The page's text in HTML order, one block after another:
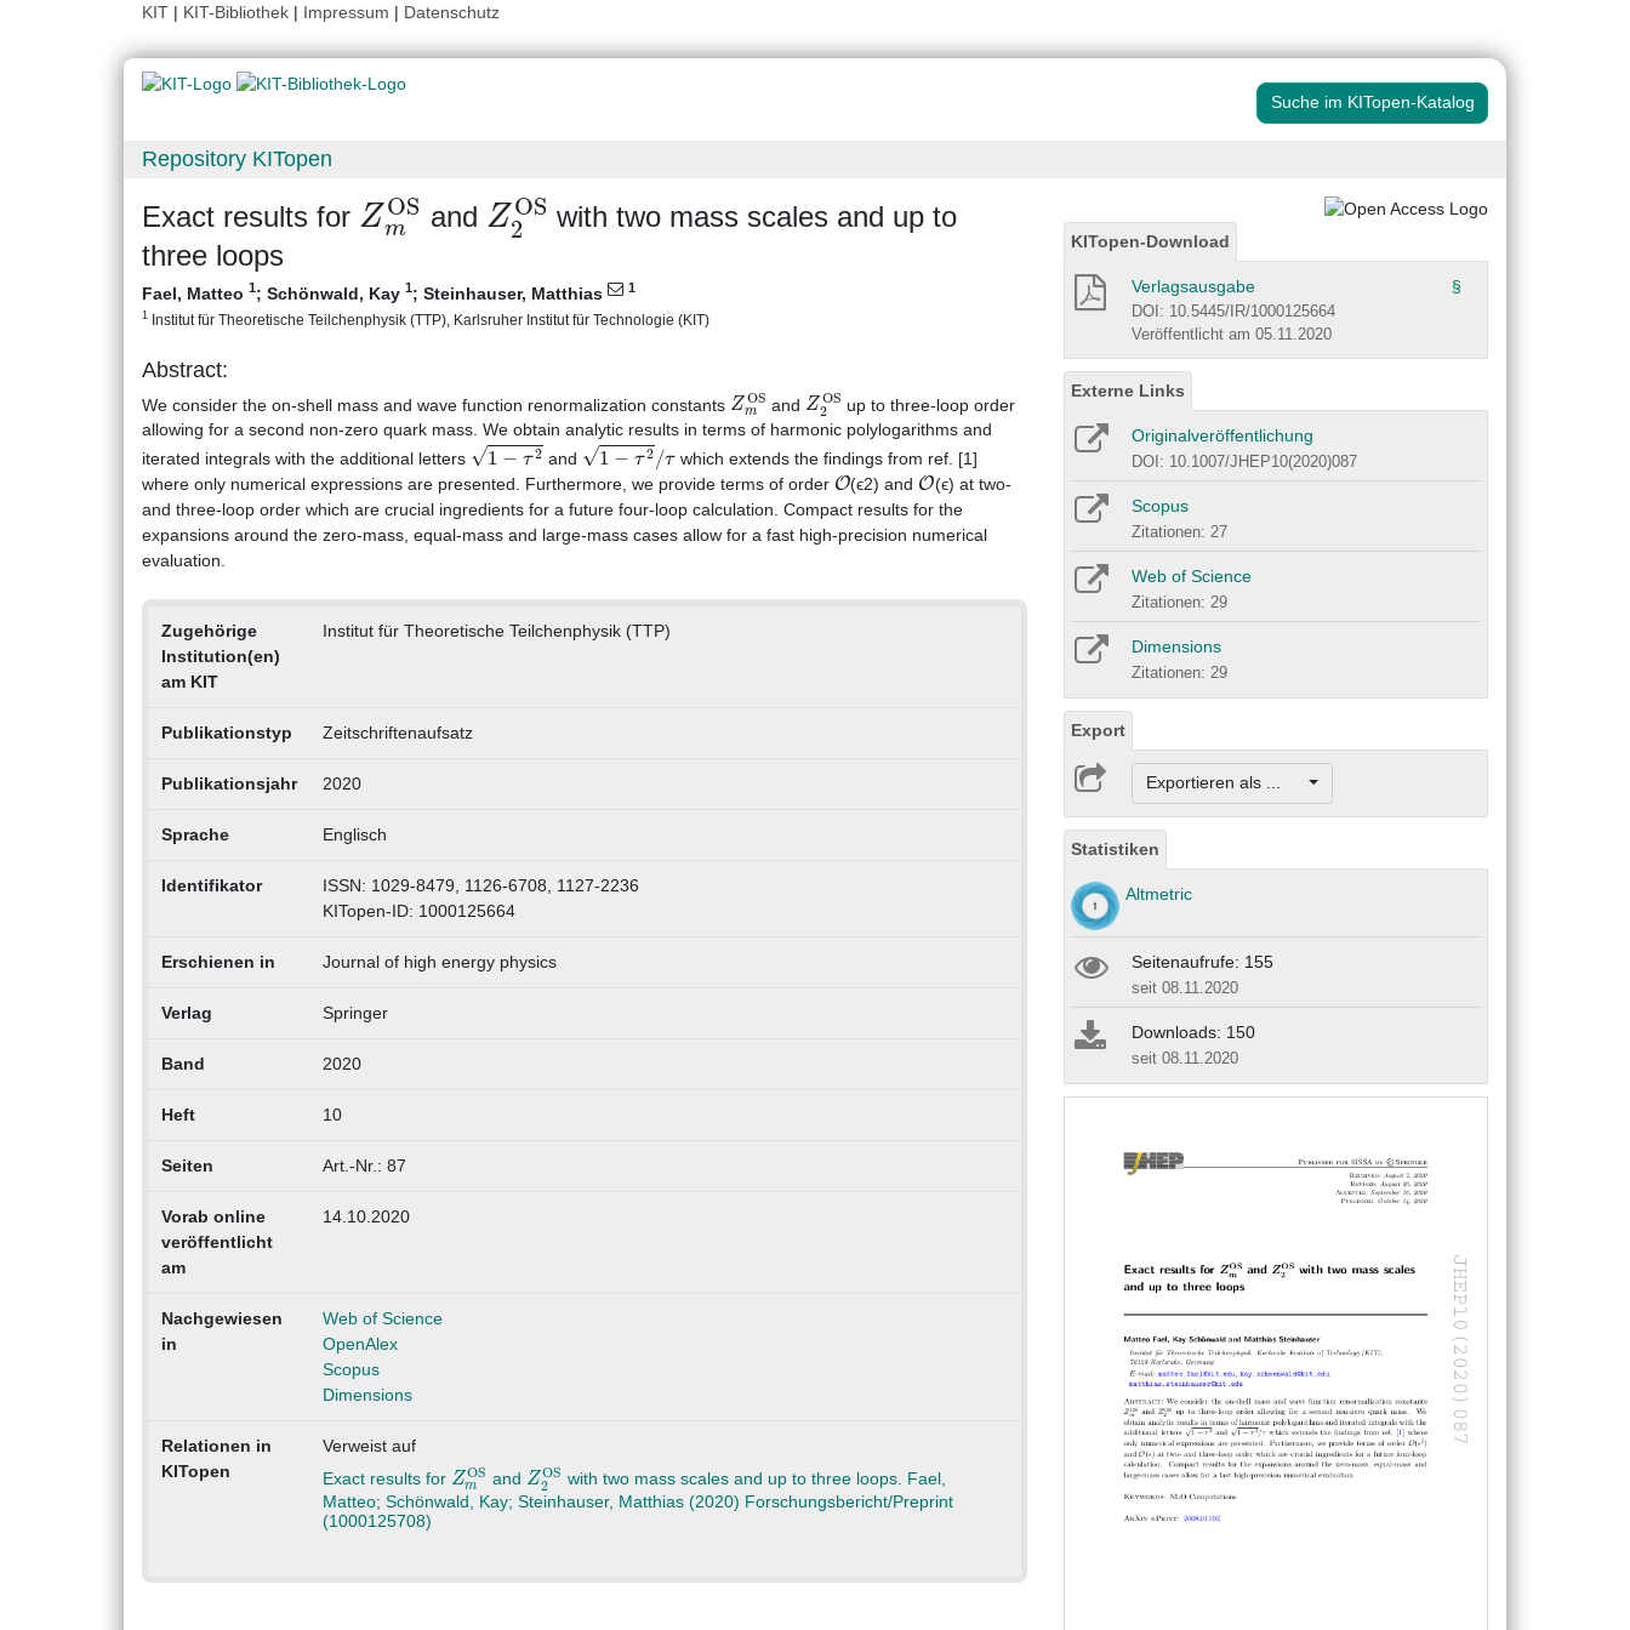
KIT | KIT-Bibliothek | Impressum | Datenschutz
Suche im KITopen-Katalog
Repository KITopen
Exact results for
ZmOS
and
Z2OS
with two mass scales and up to
three loops
Fael, Matteo 1; Schönwald, Kay 1; Steinhauser, Matthias 1
1 Institut für Theoretische Teilchenphysik (TTP), Karlsruher Institut für Technologie (KIT)
Abstract:
We consider the on-shell mass and wave function renormalization constants ZmOSand Z2OSup to three-loop order
allowing for a second non-zero quark mass. We obtain analytic results in terms of harmonic polylogarithms and
iterated integrals with the additional letters
−τ2 and −τ2/τ
which extends the findings from ref. [1]
where only numerical expressions are presented. Furthermore, we provide terms of order O(ϵ2) and O(ϵ) at two-
and three-loop order which are crucial ingredients for a future four-loop calculation. Compact results for the
expansions around the zero-mass, equal-mass and large-mass cases allow for a fast high-precision numerical
evaluation.
Zugehörige
Institution(en)
am KIT
Institut für Theoretische Teilchenphysik (TTP)
Publikationstyp Zeitschriftenaufsatz
Publikationsjahr 2020
Sprache Englisch
Identifikator
ISSN: 1029-8479, 1126-6708, 1127-2236
KITopen-ID: 1000125664
Erschienen in Journal of high energy physics
Verlag Springer
Band 2020
Heft 10
Seiten Art.-Nr.: 87
Vorab online
veröffentlicht
am
14.10.2020
Nachgewiesen
in
Web of Science
OpenAlex
Scopus
Dimensions
Relationen in
KITopen
Verweist auf
Exact results for Zm
OS and Z2
OS
with two mass scales and up to three loops. Fael,
Matteo; Schönwald, Kay; Steinhauser, Matthias (2020) Forschungsbericht/Preprint
(1000125708)
KITopen-Download
Verlagsausgabe §
DOI: 10.5445/IR/1000125664
Veröffentlicht am 05.11.2020
Externe Links
Originalveröffentlichung
DOI: 10.1007/JHEP10(2020)087
Scopus
Zitationen: 27
Web of Science
Zitationen: 29
Dimensions
Zitationen: 29
Export
Exportieren als ...
Statistiken
Altmetric
Seitenaufrufe: 155
seit 08.11.2020
Downloads: 150
seit 08.11.2020